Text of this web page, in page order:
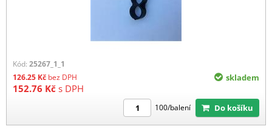
Kód: 25267_1_1
126.25 Kč bez DPH
152.76 Kč s DPH
skladem
100/balení Do košíku